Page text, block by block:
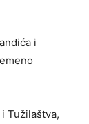
i
Tužilaštva,